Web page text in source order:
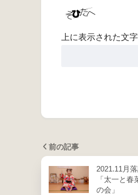
上に表示された文
前の記事
2021.11月
「太一と春
の会」